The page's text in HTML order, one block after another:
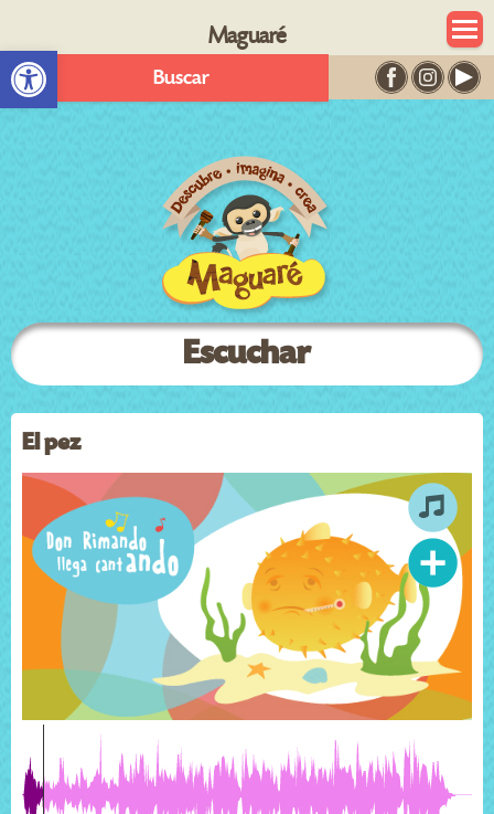
Abrir barra de herramientas
Maguaré
Buscar
Escuchar
El pez